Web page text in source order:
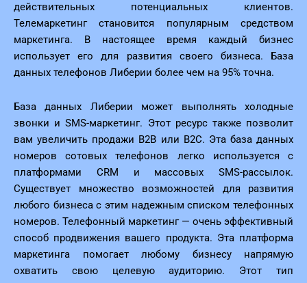
действительных потенциальных клиентов.
Телемаркетинг становится популярным средством
маркетинга. В настоящее время каждый бизнес
использует его для развития своего бизнеса. База
данных телефонов Либерии более чем на 95% точна.
База данных Либерии может выполнять холодные
звонки и SMS-маркетинг. Этот ресурс также позволит
вам увеличить продажи B2B или B2C. Эта база данных
номеров сотовых телефонов легко используется с
платформами CRM и массовых SMS-рассылок.
Существует множество возможностей для развития
любого бизнеса с этим надежным списком телефонных
номеров. Телефонный маркетинг — очень эффективный
способ продвижения вашего продукта. Эта платформа
маркетинга помогает любому бизнесу напрямую
охватить свою целевую аудиторию. Этот тип